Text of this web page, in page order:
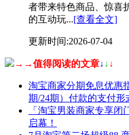
者带来特色商品、惊喜
的互动玩...[查看全文]
更新时间:2026-07-04
→→值得阅读的文章↓ ↓ ↓
淘宝商家分期免息优惠
期/24期）付款的支付形
「淘宝男装商家专享
启幕！